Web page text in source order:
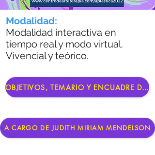
Modalidad:
Modalidad interactiva en
tiempo real y modo virtual.
Vivencial y teórico.
OBJETIVOS, TEMARIO Y ENCUADRE DE CURSADA
A CARGO DE JUDITH MIRIAM MENDELSON